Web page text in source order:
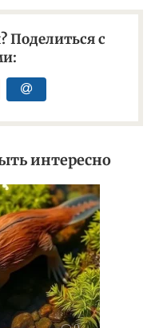
Поделиться с
интересно